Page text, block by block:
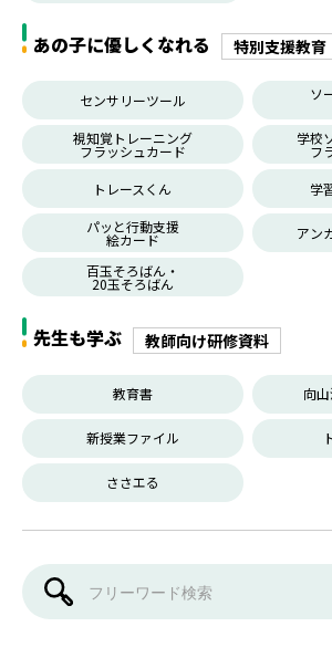
あの子に優しくなれる 特別支援教育
センサリーツール ソ
視知覚トレーニング
フラッシュカード
学校
フ
トレースくん
学
パッと行動支援
絵カード
アン
百玉そろばん・
20玉そろばん
先生も学ぶ 教師向け研修資料
教育書 向
新授業ファイル
ささエる